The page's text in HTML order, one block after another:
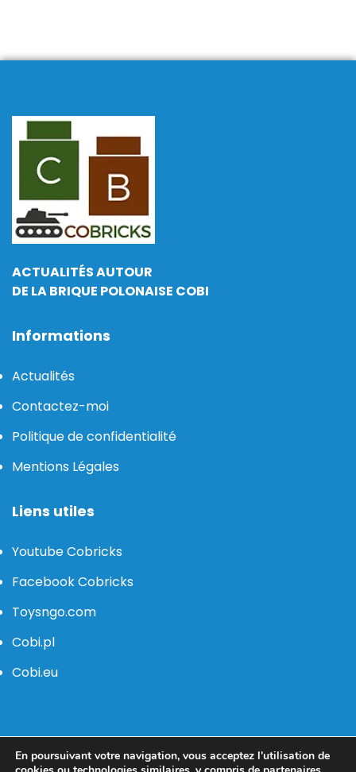
ACTUALITÉS AUTOUR
DE LA BRIQUE POLONAISE COBI
Informations
Actualités
Contactez-moi
Politique de confidentialité
Mentions Légales
Liens utiles
Youtube Cobricks
Facebook Cobricks
Toysngo.com
Cobi.pl
Cobi.eu
En poursuivant votre navigation, vous acceptez l'utilisation de